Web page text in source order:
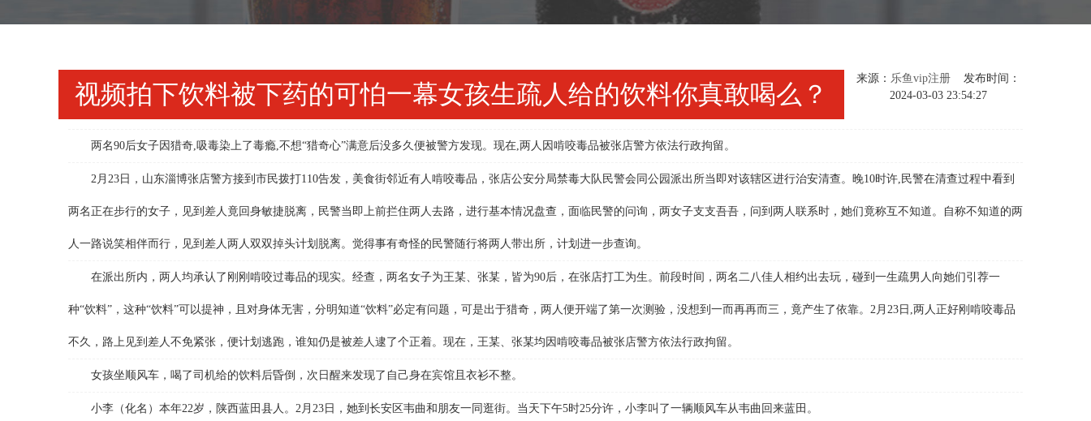
视频拍下饮料被下药的可怕一幕女孩生疏人给的饮料你真敢喝么？
来源： 乐鱼vip注册 发布时间：
2024-03-03 23:54:27
两名90后女子因猎奇,吸毒染上了毒瘾,不想“猎奇心”满意后没多久便被警方发现。现在,两人因啃咬毒品被张店警方依法行政拘留。
2月23日，山东淄博张店警方接到市民拨打110告发，美食街邻近有人啃咬毒品，张店公安分局禁毒大队民警会同公园派出所当即对该辖区进行治安清查。晚10时许,民警在清查过程中看到
两名正在步行的女子，见到差人竟回身敏捷脱离，民警当即上前拦住两人去路，进行基本情况盘查，面临民警的问询，两女子支支吾吾，问到两人联系时，她们竟称互不知道。自称不知道的两
人一路说笑相伴而行，见到差人两人双双掉头计划脱离。觉得事有奇怪的民警随行将两人带出所，计划进一步查询。
在派出所内，两人均承认了刚刚啃咬过毒品的现实。经查，两名女子为王某、张某，皆为90后，在张店打工为生。前段时间，两名二八佳人相约出去玩，碰到一生疏男人向她们引荐一
种“饮料”，这种“饮料”可以提神，且对身体无害，分明知道“饮料”必定有问题，可是出于猎奇，两人便开端了第一次测验，没想到一而再再而三，竟产生了依靠。2月23日,两人正好刚啃咬毒品
不久，路上见到差人不免紧张，便计划逃跑，谁知仍是被差人逮了个正着。现在，王某、张某均因啃咬毒品被张店警方依法行政拘留。
女孩坐顺风车，喝了司机给的饮料后昏倒，次日醒来发现了自己身在宾馆且衣衫不整。
小李（化名）本年22岁，陕西蓝田县人。2月23日，她到长安区韦曲和朋友一同逛街。当天下午5时25分许，小李叫了一辆顺风车从韦曲回来蓝田。